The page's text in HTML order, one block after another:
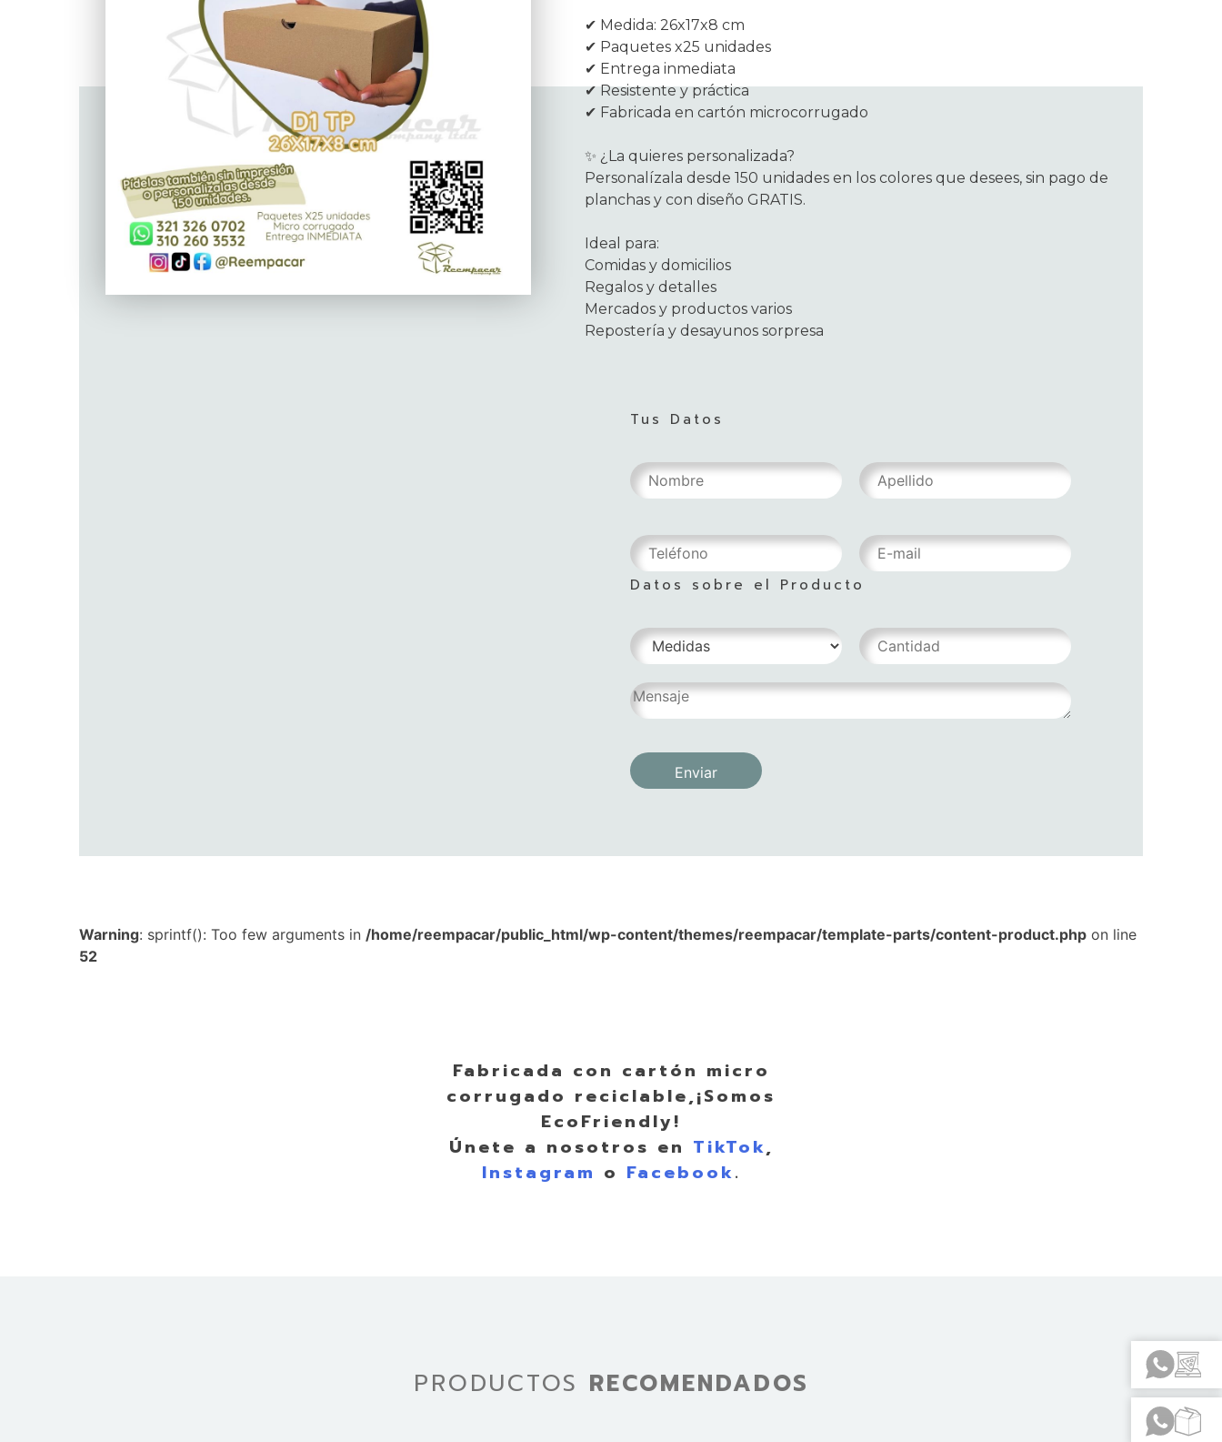
✔ Medida: 26x17x8 cm
✔ Paquetes x25 unidades
✔ Entrega inmediata
✔ Resistente y práctica
✔ Fabricada en cartón microcorrugado
✨ ¿La quieres personalizada?
Personalízala desde 150 unidades en los colores que desees, sin pago de
planchas y con diseño GRATIS.
Ideal para:
Comidas y domicilios
Regalos y detalles
Mercados y productos varios
Repostería y desayunos sorpresa
Tus Datos
Datos sobre el Producto
Warning: sprintf(): Too few arguments in /home/reempacar/public_html/wp-content/themes/reempacar/template-parts/content-product.php on line
52
Fabricada con cartón micro
corrugado reciclable,¡Somos
EcoFriendly!
Únete a nosotros en TikTok,
Instagram o Facebook.
PRODUCTOS RECOMENDADOS